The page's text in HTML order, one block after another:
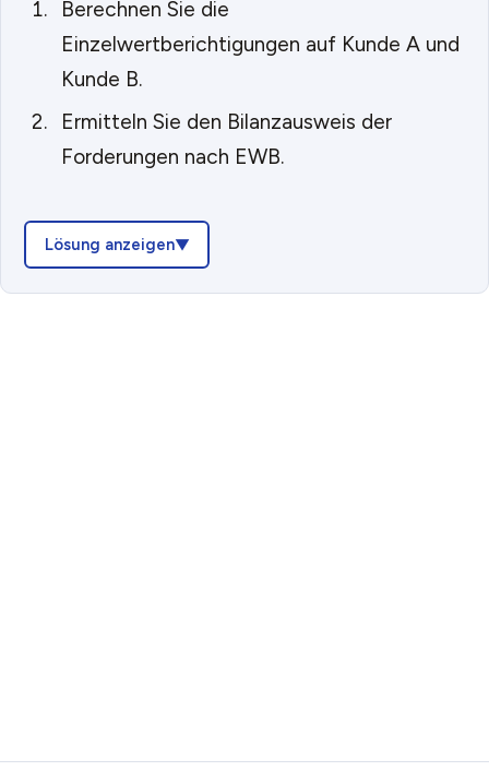
Berechnen Sie die
Einzelwertberichtigungen auf Kunde A und
Kunde B.
Ermitteln Sie den Bilanzausweis der
Forderungen nach EWB.
Lösung anzeigen